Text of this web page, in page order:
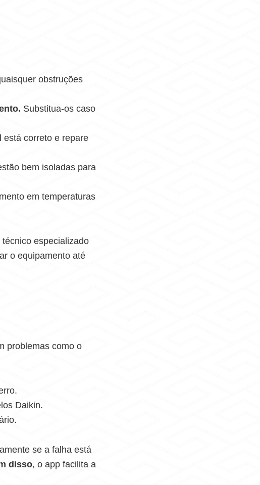
obstruções
Substitua-os caso
está correto e repare
bem isoladas para
em temperaturas
especializado
o equipamento até
problemas como o
Daikin.
se a falha está
disso, o app facilita a